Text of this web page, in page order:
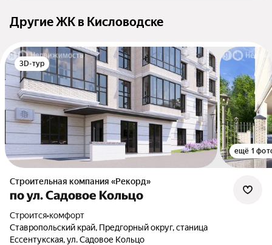
Другие ЖК в Кисловодске
3D-тур
ещё 1
Строительная компания «Рекорд»
по ул. Садовое Кольцо
Строится•комфорт
Ставропольский край, Предгорный округ, станица
Ессентукская, ул. Садовое Кольцо